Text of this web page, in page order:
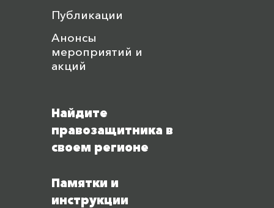
Публикации
Анонсы
мероприятий и
акций
Найдите
правозащитника в
своем регионе
Памятки и
инструкции